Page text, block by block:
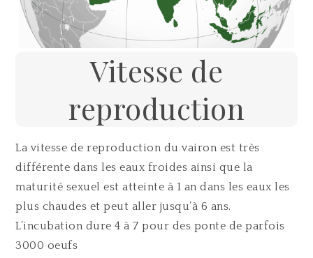
Vitesse de
reproduction
La vitesse de reproduction du vairon est très
différente dans les eaux froides ainsi que la
maturité sexuel est atteinte à 1 an dans les eaux les
plus chaudes et peut aller jusqu’à 6 ans.
L’incubation dure 4 à 7 pour des ponte de parfois
3000 oeufs